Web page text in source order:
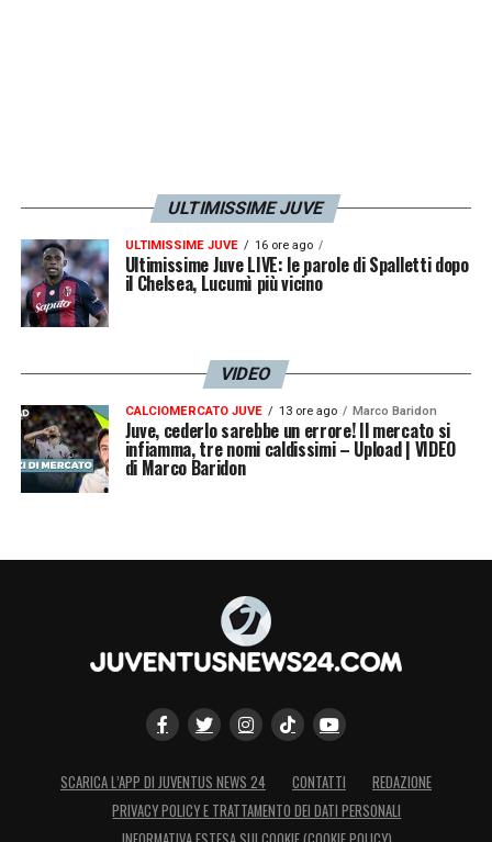
ULTIMISSIME JUVE
ULTIMISSIME JUVE 16 ore ago
Ultimissime Juve LIVE: le parole di Spalletti dopo
il Chelsea, Lucumì più vicino
VIDEO
CALCIOMERCATO JUVE 13 ore ago Marco Baridon
Juve, cederlo sarebbe un errore! Il mercato si
infiamma, tre nomi caldissimi – Upload | VIDEO
di Marco Baridon
SCARICA L’APP DI JUVENTUS NEWS 24 CONTATTI
REDAZIONE
PRIVACY POLICY E TRATTAMENTO DEI DATI PERSONALI